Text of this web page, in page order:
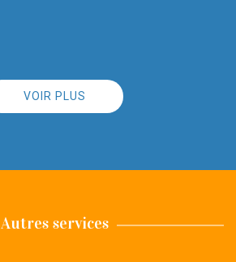
VOIR PLUS
Autres services